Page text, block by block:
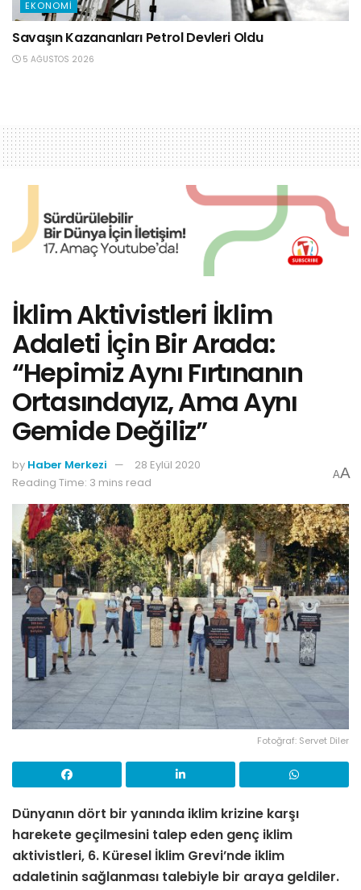
EKONOMI
Savaşın Kazananları Petrol Devleri Oldu
5 AĞUSTOS 2026
İklim Aktivistleri İklim
Adaleti İçin Bir Arada:
“Hepimiz Aynı Fırtınanın
Ortasındayız, Ama Aynı
Gemide Değiliz”
by Haber Merkezi
28 Eylül 2020
Reading Time: 3 mins read
AA
Fotoğraf: Servet Diler
Dünyanın dört bir yanında iklim krizine karşı
harekete geçilmesini talep eden genç iklim
aktivistleri, 6. Küresel İklim Grevi’nde iklim
adaletinin sağlanması talebiyle bir araya geldiler.